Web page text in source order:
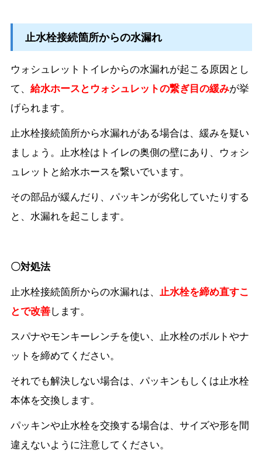
止水栓接続箇所からの水漏れ
ウォシュレットトイレからの水漏れが起こる原因とし
て、 給水ホースとウォシュレットの繋ぎ目の緩みが挙
げられます。
止水栓接続箇所から水漏れがある場合は、緩みを疑い
ましょう。止水栓はトイレの奥側の壁にあり、ウォシ
ュレットと給水ホースを繋いでいます。
その部品が緩んだり、パッキンが劣化していたりする
と、水漏れを起こします。
〇対処法
止水栓接続箇所からの水漏れは、
止水栓を締め直すこ
とで改善します。
スパナやモンキーレンチを使い、止水栓のボルトやナ
ットを締めてください。
それでも解決しない場合は、パッキンもしくは止水栓
本体を交換します。
パッキンや止水栓を交換する場合は、サイズや形を間
違えないように注意してください。